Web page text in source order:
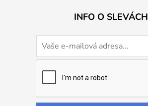
INFO O SLEVÁCH